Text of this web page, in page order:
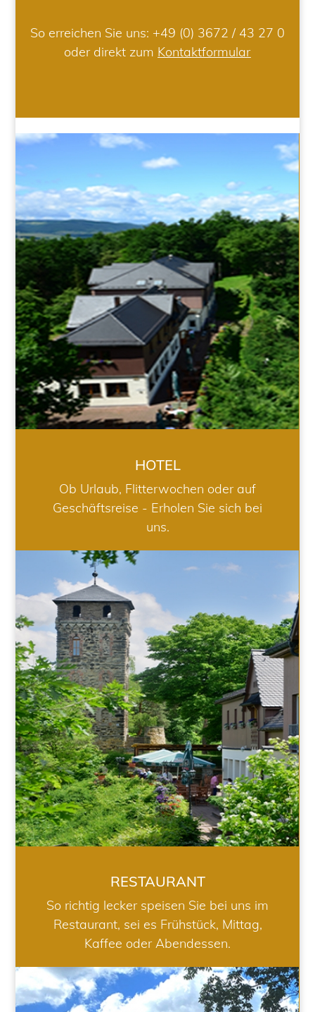
So erreichen Sie uns: +49 (0) 3672 / 43 27 0
oder direkt zum Kontaktformular
HOTEL
HOTEL
Ob Urlaub, Flitterwochen oder auf
Geschäftsreise - Erholen Sie sich bei
uns.
RESTAURANT
RESTAURANT
So richtig lecker speisen Sie bei uns im
Restaurant, sei es Frühstück, Mittag,
Kaffee oder Abendessen.